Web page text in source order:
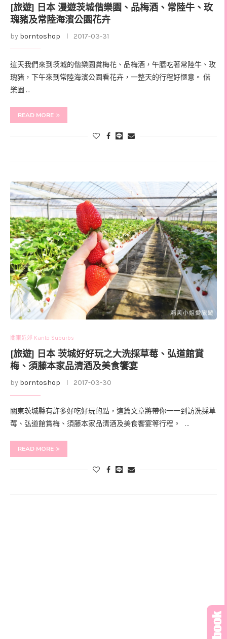
[旅遊] 日本 漫遊茨城偕樂園、品梅酒、常陸牛、玫
瑰豬及常陸海濱公園花卉
by borntoshop 2017-03-31
這天我們來到茨城的偕樂園賞梅花、品梅酒，午膳吃著常陸牛、玫
瑰豬，下午來到常陸海濱公園看花卉，一整天的行程好愜意。 偕
樂園 …
READ MORE
關東近郊 Kanto Suburbs
[旅遊] 日本 茨城好好玩之大洗採草莓、弘道館賞
梅、須藤本家品清酒及美食饗宴
by borntoshop 2017-03-30
關東茨城縣有許多好吃好玩的點，這篇文章將帶你一一到訪洗採草
莓、弘道館賞梅、須藤本家品清酒及美食饗宴等行程。 …
READ MORE